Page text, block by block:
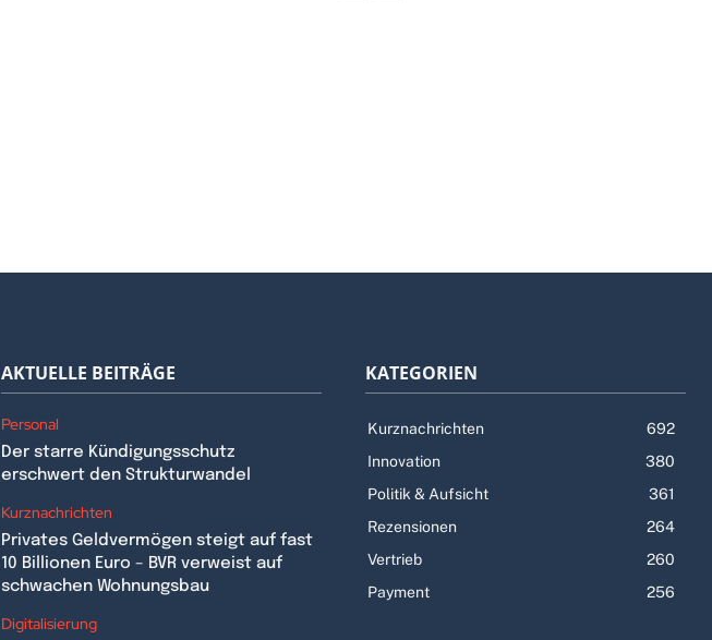
AKTUELLE BEITRÄGE
Personal
Der starre Kündigungsschutz
erschwert den Strukturwandel
Kurznachrichten
Privates Geldvermögen steigt auf fast
10 Billionen Euro – BVR verweist auf
schwachen Wohnungsbau
Digitalisierung
KATEGORIEN
Kurznachrichten
692
Innovation
380
Politik & Aufsicht
361
Rezensionen
264
Vertrieb
260
Payment
256